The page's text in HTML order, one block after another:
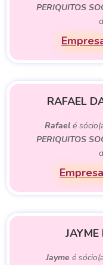
PERIQUITOS
RAFAEL
Rafael é
PERIQUITOS
Jayme é